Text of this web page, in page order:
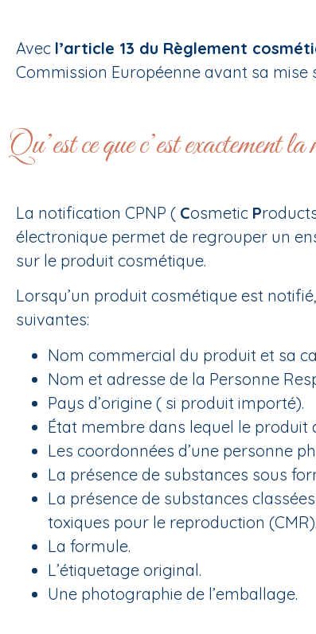
Avec l’article 13 du Règlement
Commission Européenne avant sa mise
Qu’est ce que c’est exactement
La notification CPNP ( Cosmetic P
électronique permet de regrouper un
sur le produit cosmétique.
Lorsqu’un produit cosmétique est
suivantes:
Nom commercial du produit et sa
Nom et adresse de la Personne
Pays d’origine ( si produit importé).
État membre dans lequel le produit
Les coordonnées d’une personne
La présence de substances sous
La présence de substances
toxiques pour le reproduction (CMR).
La formule.
L’étiquetage original.
Une photographie de l’emballage.